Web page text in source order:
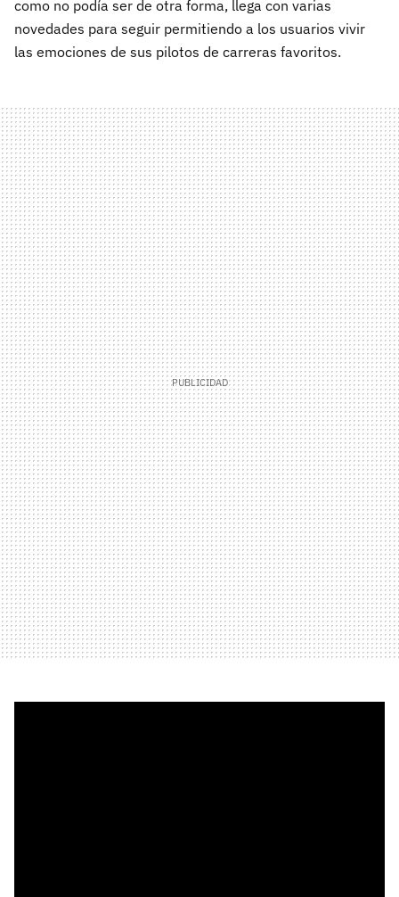
como no podía ser de otra forma, llega con varias
novedades para seguir permitiendo a los usuarios vivir
las emociones de sus pilotos de carreras favoritos.